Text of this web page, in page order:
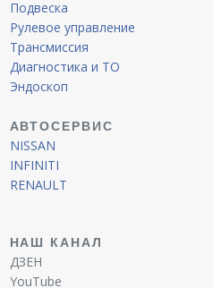
Подвеска
Рулевое управление
Трансмиссия
Диагностика и ТО
Эндоскоп
АВТОСЕРВИС
NISSAN
INFINITI
RENAULT
НАШ КАНАЛ
ДЗЕН
YouTube